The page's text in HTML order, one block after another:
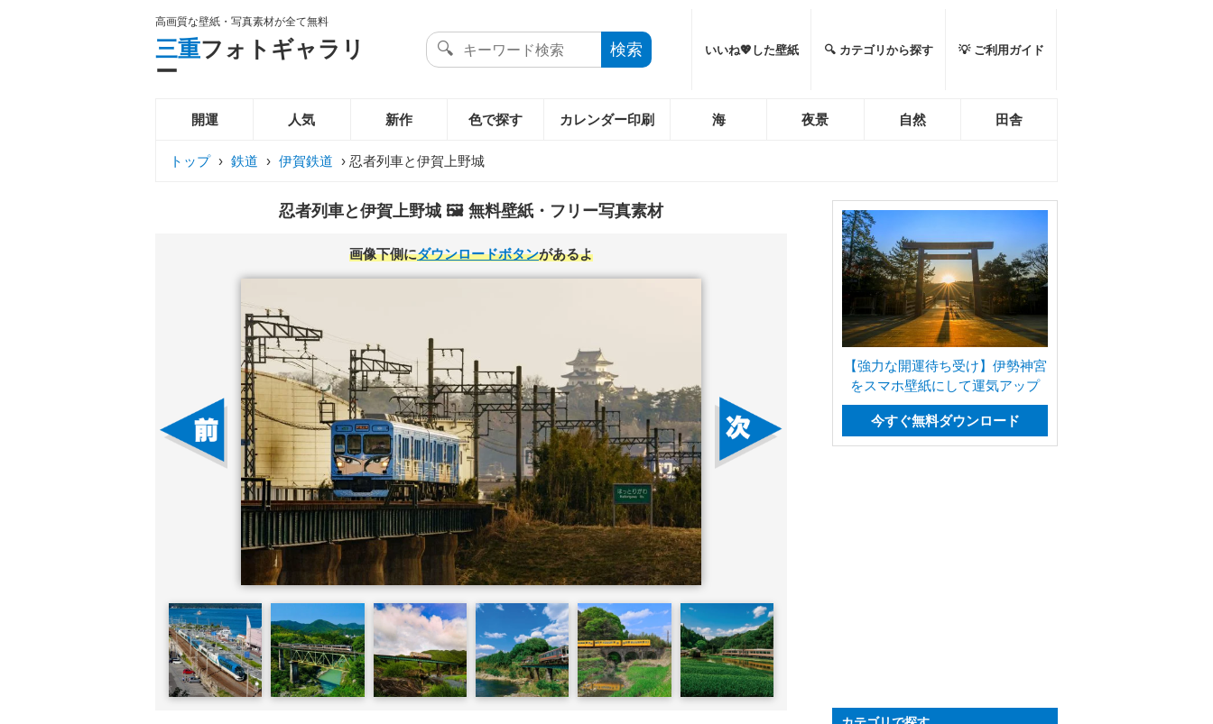
高画質な壁紙・写真素材が全て無料
三重フォトギャラリ
ー
いいね💖した壁紙 🔍 カテゴリから探す 💡 ご利用ガイド
開運 人気 新作 色で探す カレンダー印刷 海 夜景 自然 田舎
トップ › 鉄道 › 伊賀鉄道 › 忍者列車と伊賀上野城
忍者列車と伊賀上野城 🖼️ 無料壁紙・フリー写真素材
画像下側にダウンロードボタンがあるよ
【強力な開運待ち受け】伊勢神宮
をスマホ壁紙にして運気アップ
今すぐ無料ダウンロード